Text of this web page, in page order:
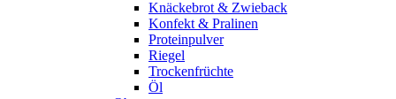
Knäckebrot & Zwieback
Konfekt & Pralinen
Proteinpulver
Riegel
Trockenfrüchte
Öl